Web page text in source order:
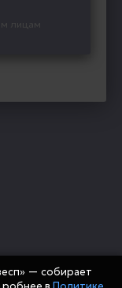
лицам
— собирает